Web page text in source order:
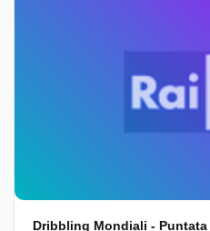
Dribbling Mondiali - Puntata